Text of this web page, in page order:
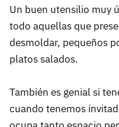
Un buen utensilio muy
todo aquellas que
desmoldar, pequeños
platos salados.
También es genial si
cuando tenemos